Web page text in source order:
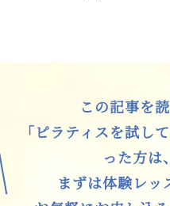
この記事を
「ピラティスを試し
った方は、
まずは体験レッ